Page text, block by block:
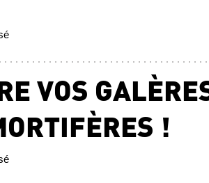
VOS
!